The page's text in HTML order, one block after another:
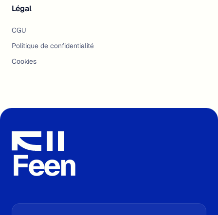
Légal
CGU
Politique de confidentialité
Cookies
Feen